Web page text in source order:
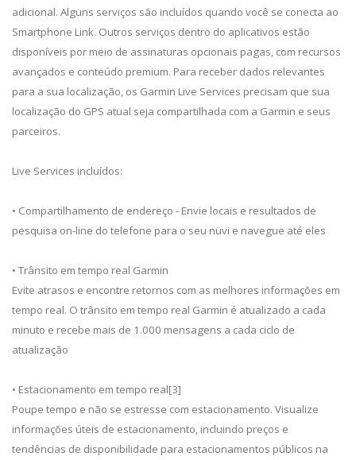
adicional. Alguns serviços são incluídos quando você se conecta ao
Smartphone Link. Outros serviços dentro do aplicativos estão
disponíveis por meio de assinaturas opcionais pagas, com recursos
avançados e conteúdo premium. Para receber dados relevantes
para a sua localização, os Garmin Live Services precisam que sua
localização do GPS atual seja compartilhada com a Garmin e seus
parceiros.
Live Services incluídos:
• Compartilhamento de endereço - Envie locais e resultados de
pesquisa on-line do telefone para o seu nüvi e navegue até eles
• Trânsito em tempo real Garmin
Evite atrasos e encontre retornos com as melhores informações em
tempo real. O trânsito em tempo real Garmin é atualizado a cada
minuto e recebe mais de 1.000 mensagens a cada ciclo de
atualização
• Estacionamento em tempo real[3]
Poupe tempo e não se estresse com estacionamento. Visualize
informações úteis de estacionamento, incluindo preços e
tendências de disponibilidade para estacionamentos públicos na